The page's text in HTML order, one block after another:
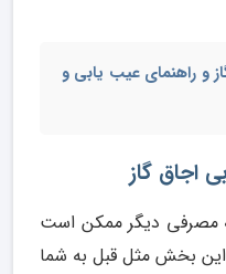
و راهنمای عیب یابی و
اجاق گاز
مصرفی دیگر ممکن است
بخش مثل قبل به شما